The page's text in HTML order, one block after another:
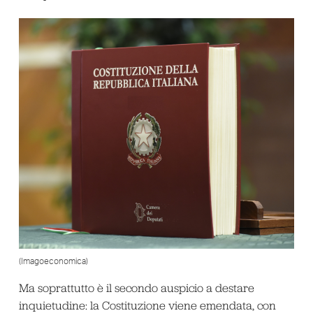
(Imagoeconomica)
Ma soprattutto è il secondo auspicio a destare
inquietudine: la Costituzione viene emendata, con